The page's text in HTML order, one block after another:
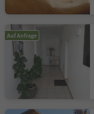
Auf Anfrage